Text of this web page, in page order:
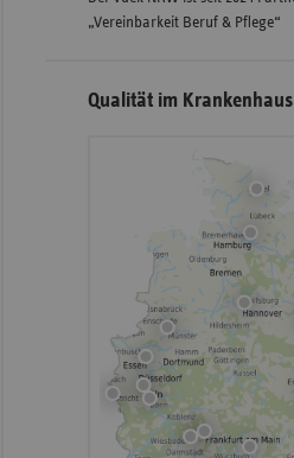
„Vereinbarkeit Beruf & Pflege“
Qualität im Krankenhaus